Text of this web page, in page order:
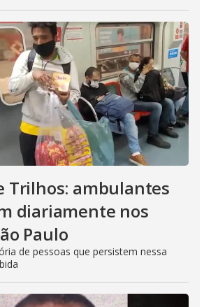
Trilhos: ambulantes
diariamente nos
Paulo
de pessoas que persistem nessa